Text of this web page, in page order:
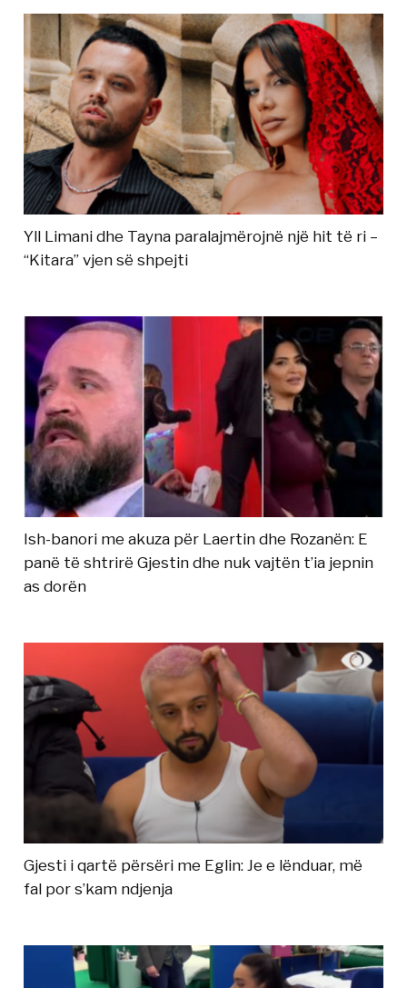
Yll Limani dhe Tayna paralajmërojnë një hit të ri –
“Kitara” vjen së shpejti
Ish-banori me akuza për Laertin dhe Rozanën: E
panë të shtrirë Gjestin dhe nuk vajtën t’ia jepnin
as dorën
Gjesti i qartë përsëri me Eglin: Je e lënduar, më
fal por s’kam ndjenja